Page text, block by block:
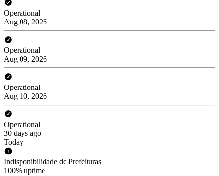
Operational
Aug 08, 2026
Operational
Aug 09, 2026
Operational
Aug 10, 2026
Operational
30 days ago
Today
Indisponibilidade de Prefeituras
100% uptime